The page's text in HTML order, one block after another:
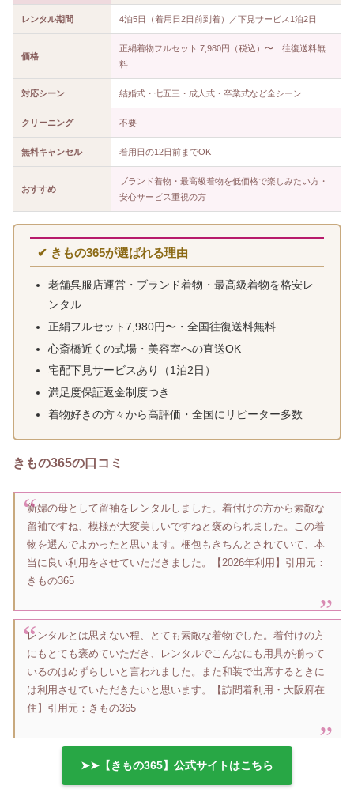
レンタル期間 4泊5日（着用日2日前到着）／下見サービス1泊2日
価格
正絹着物フルセット 7,980円（税込）〜 往復送料無
料
対応シーン 結婚式・七五三・成人式・卒業式など全シーン
クリーニング 不要
無料キャンセル 着用日の12日前までOK
おすすめ
ブランド着物・最高級着物を低価格で楽しみたい方・
安心サービス重視の方
✔ きもの365が選ばれる理由
老舗呉服店運営・ブランド着物・最高級着物を格安レ
ンタル
正絹フルセット7,980円〜・全国往復送料無料
心斎橋近くの式場・美容室への直送OK
宅配下見サービスあり（1泊2日）
満足度保証返金制度つき
着物好きの方々から高評価・全国にリピーター多数
きもの365の口コミ
新婦の母として留袖をレンタルしました。着付けの方から素敵な
留袖ですね、模様が大変美しいですねと褒められました。この着
物を選んでよかったと思います。梱包もきちんとされていて、本
当に良い利用をさせていただきました。【2026年利用】引用元：
きもの365
レンタルとは思えない程、とても素敵な着物でした。着付けの方
にもとても褒めていただき、レンタルでこんなにも用具が揃って
いるのはめずらしいと言われました。また和装で出席するときに
は利用させていただきたいと思います。【訪問着利用・大阪府在
住】引用元：きもの365
➤➤【きもの365】公式サイトはこちら